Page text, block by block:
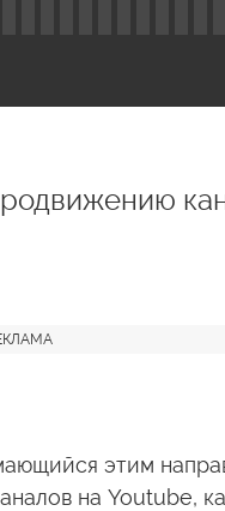
этим
на Youtube,